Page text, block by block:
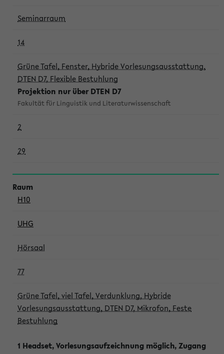
Seminarraum
14
Grüne Tafel, Fenster, Hybride Vorlesungsausstattung,
DTEN D7, Flexible Bestuhlung
Projektion nur über DTEN D7
Fakultät für Linguistik und Literaturwissenschaft
2
29
H10
UHG
Hörsaal
77
Grüne Tafel, viel Tafel, Verdunklung, Hybride
Vorlesungsausstattung, DTEN D7, Mikrofon, Feste
Bestuhlung
1 Headset, Vorlesungsaufzeichnung möglich, Zugang